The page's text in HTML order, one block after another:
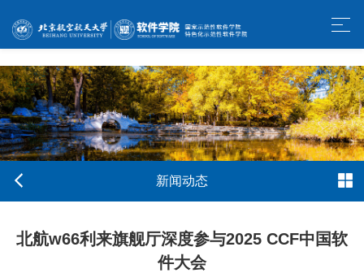
新闻动态
北航w66利来旗舰厅深度参与2025 CCF中国软
件大会